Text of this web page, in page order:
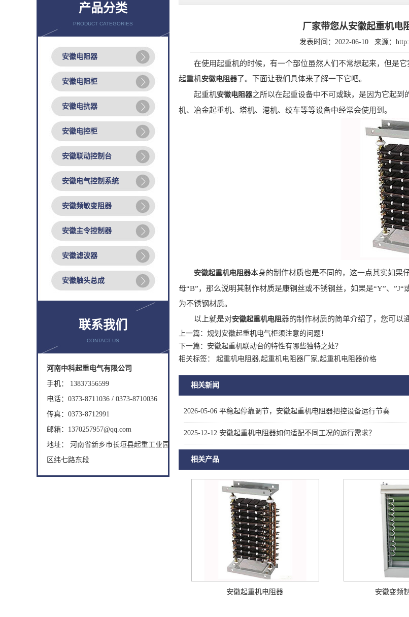
产品分类
PRODUCT CATEGORIES
安徽电阻器
安徽电阻柜
安徽电抗器
安徽电控柜
安徽联动控制台
安徽电气控制系统
安徽频敏变阻器
安徽主令控制器
安徽滤波器
安徽触头总成
联系我们
CONTACT US
河南中科起重电气有限公司
手机： 13837356599
电话：0373-8711036 / 0373-8710036
传真：0373-8712991
邮箱：1370257957@qq.com
地址： 河南省新乡市长垣县起重工业园
区纬七路东段
厂家带您从安徽起重机电
发表时间：2022-06-10 来源：
在使用起重机的时候，有一个部位虽然人们不常想起来，但是它
起重机安徽电阻器了。下面让我们具体来了解一下它吧。
起重机安徽电阻器之所以在起重设备中不可或缺，是因为它起
机、冶金起重机、塔机、港机、绞车等等设备中经常会使用到。
安徽起重机电阻器本身的制作材质也是不同的，这一点其实如果
母“B”，那么说明其制作材质是康铜丝或不锈钢丝，如果是“Y”、
为不锈钢材质。
以上就是对安徽起重机电阻器的制作材质的简单介绍了，您可以
上一篇： 规划安徽起重机电气柜须注意的问题！
下一篇： 安徽起重机联动台的特性有哪些独特之处？
相关标签： 起重机电阻器,起重机电阻器厂家,起重机电阻器价格
相关新闻
2026-05-06 平稳起停靠调节，安徽起重机电阻器把控设备运行节奏
2025-12-12 安徽起重机电阻器如何适配不同工况的运行需求？
相关产品
安徽起重机电阻器 安徽变频